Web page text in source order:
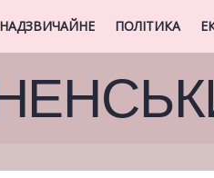
НАДЗВИЧАЙНЕ ПОЛІТИКА